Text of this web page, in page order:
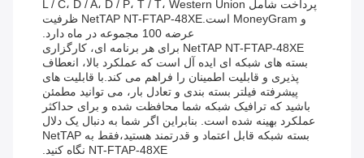
پرداخت شامل L / C، D / A، D / P، T / T، Western Union
و MoneyGram است.NetTAP NT-FTAP-48XE ظرفیت
عرضه 100 مجموعه در ماه دارد.
NetTAP NT-FTAP-48XE برای هر برنامه ای، کارگزاری
بسته های شبکه ای ایده آل است که عملکرد بالا، انعطاف
پذیری و قابلیت اطمینان را فراهم می کند.با قابلیت های
پیشرفته فیلتر بسته بندی و تعادل بار، می توانید مطمئن
باشید که ترافیک شبکه شما محافظت شده و برای حداکثر
عملکرد بهینه شده است. بنابراین اگر شما به دنبال یک دلال
بسته شبکه قابل اعتماد و قدرتمند هستید،فقط به NetTAP
NT-FTAP-48XE نگاه کنيد.